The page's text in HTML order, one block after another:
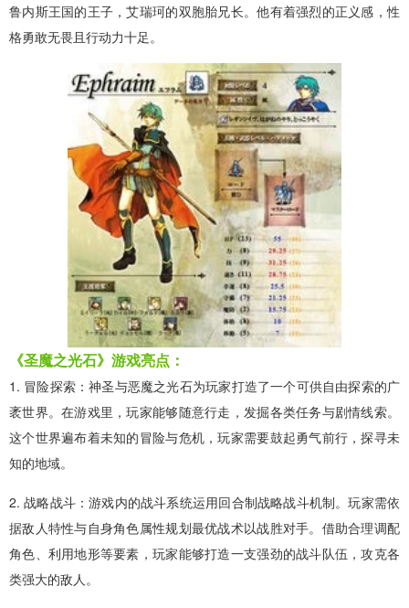
鲁内斯王国的王子，艾瑞珂的双胞胎兄长。他有着强烈的正义感，性
格勇敢无畏且行动力十足。
《圣魔之光石》游戏亮点：
1. 冒险探索：神圣与恶魔之光石为玩家打造了一个可供自由探索的广
袤世界。在游戏里，玩家能够随意行走，发掘各类任务与剧情线索。
这个世界遍布着未知的冒险与危机，玩家需要鼓起勇气前行，探寻未
知的地域。
2. 战略战斗：游戏内的战斗系统运用回合制战略战斗机制。玩家需依
据敌人特性与自身角色属性规划最优战术以战胜对手。借助合理调配
角色、利用地形等要素，玩家能够打造一支强劲的战斗队伍，攻克各
类强大的敌人。